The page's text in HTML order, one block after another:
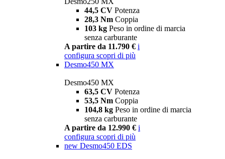
44,5 CV Potenza
28,3 Nm Coppia
103 kg Peso in ordine di marcia
senza carburante
A partire da 11.790 € i
configura scopri di più
Desmo450 MX
Desmo450 MX
63,5 CV Potenza
53,5 Nm Coppia
104,8 kg Peso in ordine di marcia
senza carburante
A partire da 12.990 € i
configura scopri di più
new Desmo450 EDS